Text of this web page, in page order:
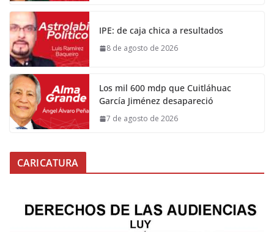
IPE: de caja chica a resultados
8 de agosto de 2026
Los mil 600 mdp que Cuitláhuac
García Jiménez desapareció
7 de agosto de 2026
CARICATURA